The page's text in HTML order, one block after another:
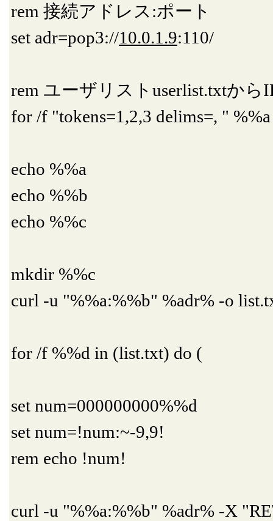
rem 接続アドレス:ポート
set adr=pop3://10.0.1.9:110/
rem ユーザリストuserlist.txtから
for /f "tokens=1,2,3 delims=, "
echo %%a
echo %%b
echo %%c
mkdir %%c
curl -u "%%a:%%b" %adr% -o
for /f %%d in (list.txt) do (
set num=000000000%%d
set num=!num:~-9,9!
rem echo !num!
curl -u "%%a:%%b" %adr% -X